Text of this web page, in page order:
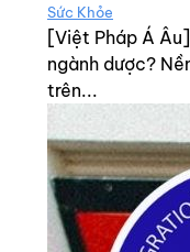
Sức Khỏe
[Việt Pháp Á
ngành dược?
trên...